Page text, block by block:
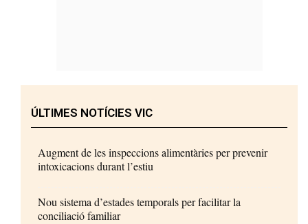
ÚLTIMES NOTÍCIES VIC
Augment de les inspeccions alimentàries per prevenir
intoxicacions durant l’estiu
Nou sistema d’estades temporals per facilitar la
conciliació familiar